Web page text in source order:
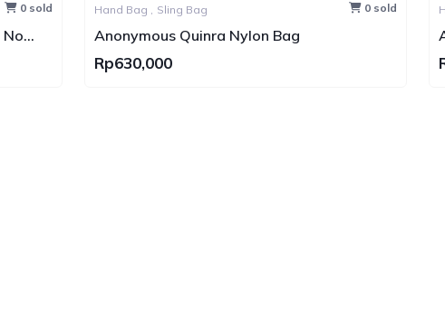
0 sold 0 sold
Hand Bag , Sling Bag
Anonymous Cruize Swift Leather No Brand
Rp1,000,000